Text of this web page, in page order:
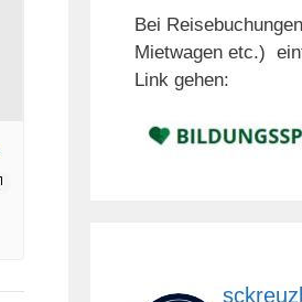
Bei
Mietwagen etc.)
Link gehen: